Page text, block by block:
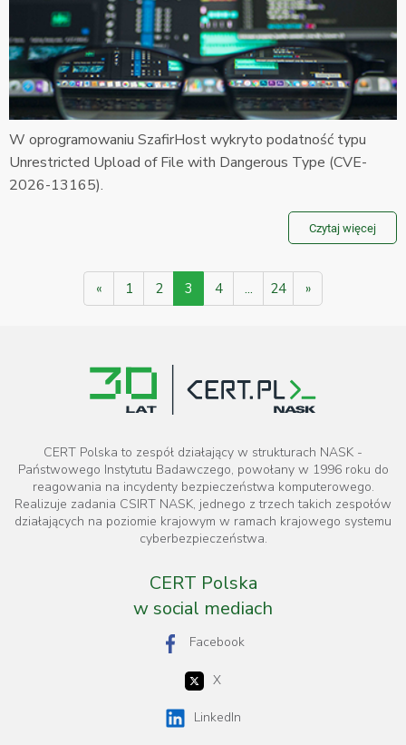
W oprogramowaniu SzafirHost wykryto podatność typu
Unrestricted Upload of File with Dangerous Type (CVE-
2026-13165).
Czytaj więcej
« 1 2 3 4 ... 24 »
CERT Polska to zespół działający w strukturach NASK -
Państwowego Instytutu Badawczego, powołany w 1996 roku do
reagowania na incydenty bezpieczeństwa komputerowego.
Realizuje zadania CSIRT NASK, jednego z trzech takich zespołów
działających na poziomie krajowym w ramach krajowego systemu
cyberbezpieczeństwa.
CERT Polska
w social mediach
Facebook
X
LinkedIn